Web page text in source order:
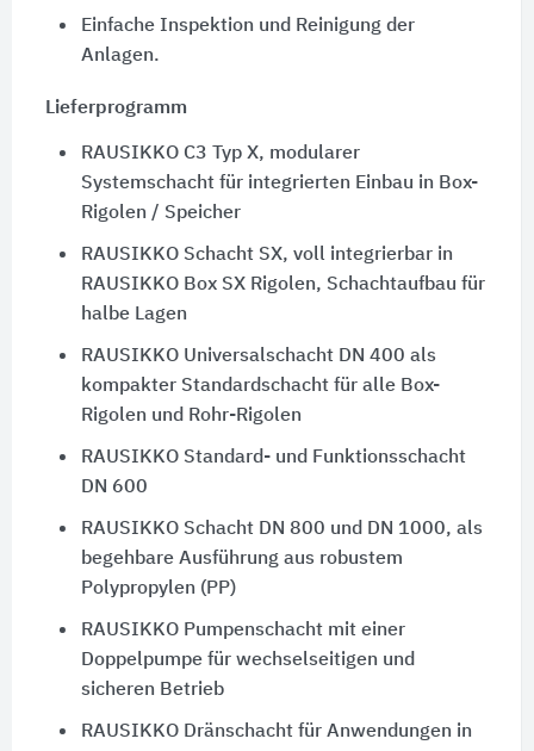
Einfache Inspektion und Reinigung der
Anlagen.
Lieferprogramm
RAUSIKKO C3 Typ X, modularer
Systemschacht für integrierten Einbau in Box-
Rigolen / Speicher
RAUSIKKO Schacht SX, voll integrierbar in
RAUSIKKO Box SX Rigolen, Schachtaufbau für
halbe Lagen
RAUSIKKO Universalschacht DN 400 als
kompakter Standardschacht für alle Box-
Rigolen und Rohr-Rigolen
RAUSIKKO Standard- und Funktionsschacht
DN 600
RAUSIKKO Schacht DN 800 und DN 1000, als
begehbare Ausführung aus robustem
Polypropylen (PP)
RAUSIKKO Pumpenschacht mit einer
Doppelpumpe für wechselseitigen und
sicheren Betrieb
RAUSIKKO Dränschacht für Anwendungen in